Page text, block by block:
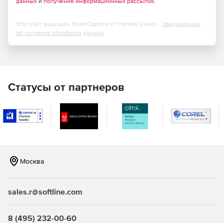
Этот сайт защищен SmartCaptcha от Yandex Cloud - Уведомление
об условиях обработки данных
Статусы от партнеров
Москва
sales.r@softline.com
8 (495) 232-00-60